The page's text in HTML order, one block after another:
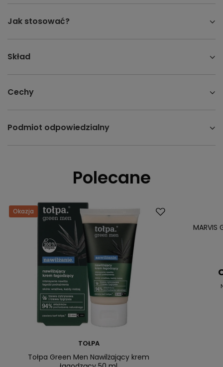
Jak stosować?
Skład
Cechy
Podmiot odpowiedzialny
Polecane
Okazja
TOŁPA
Tołpa Green Men Nawilżający krem